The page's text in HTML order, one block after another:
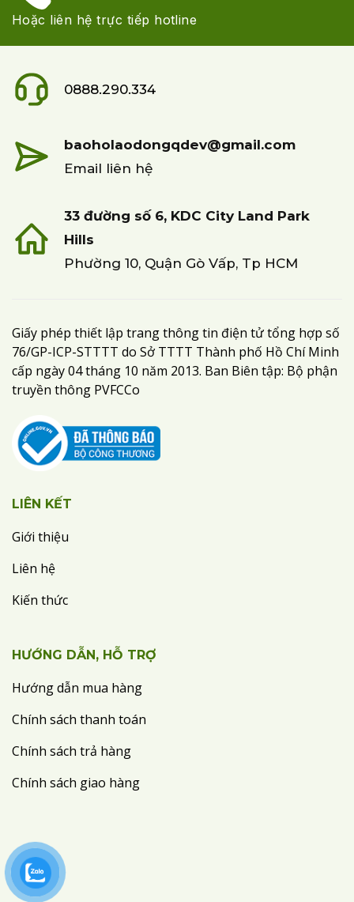
Hoặc liên hệ trực tiếp hotline
0888.290.334
baoholaodongqdev@gmail.com
Email liên hệ
33 đường số 6, KDC City Land Park
Hills
Phường 10, Quận Gò Vấp, Tp HCM
Giấy phép thiết lập trang thông tin điện tử tổng hợp số
76/GP-ICP-STTTT do Sở TTTT Thành phố Hồ Chí Minh
cấp ngày 04 tháng 10 năm 2013. Ban Biên tập: Bộ phận
truyền thông PVFCCo
LIÊN KẾT
Giới thiệu
Liên hệ
Kiến thức
HƯỚNG DẪN, HỖ TRỢ
Hướng dẫn mua hàng
Chính sách thanh toán
Chính sách trả hàng
Chính sách giao hàng